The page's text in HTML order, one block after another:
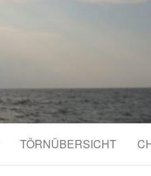
TÖRNÜBERSICHT